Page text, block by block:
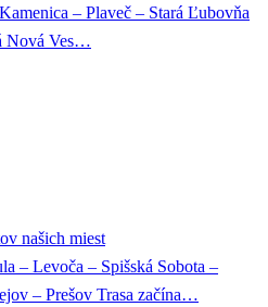
– Plaveč – Stará Ľubovňa
Nová Ves…
našich miest
– Levoča – Spišská Sobota –
– Prešov Trasa začína…